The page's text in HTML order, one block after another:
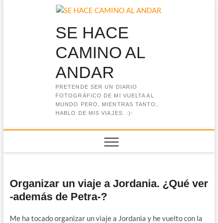
SE HACE
CAMINO AL
ANDAR
PRETENDE SER UN DIARIO
FOTOGRÁFICO DE MI VUELTA AL
MUNDO PERO, MIENTRAS TANTO,
HABLO DE MIS VIAJES. :)-
Organizar un viaje a Jordania. ¿Qué ver
-además de Petra-?
Me ha tocado organizar un viaje a Jordania y he vuelto con la